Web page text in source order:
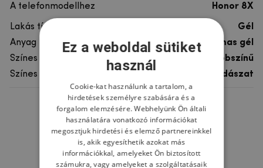
A telefonmodellhez
Honor 8X
Lakás típusa
Gél
Anyag
rugalmas gél
Színes
többszínű
Színes motívum
Vadászat
Ne felejtsd el
Ez a weboldal sütiket
használ
Cookie-kat használunk a tartalom, a
hirdetések személyre szabására és a
forgalom elemzésére. Webhelyünk Ön általi
használatára vonatkozó információkat
megosztjuk hirdetési és elemző partnereinkkel
is, akik egyesíthetik azokat más
információkkal, amelyeket Ön biztosított
számukra, vagy amelyeket a szolgáltatásaik